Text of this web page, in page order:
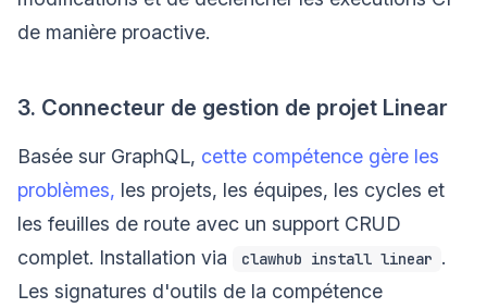
de manière proactive.
3. Connecteur de gestion de projet Linear
Basée sur GraphQL, cette compétence gère les
problèmes, les projets, les équipes, les cycles et
les feuilles de route avec un support CRUD
complet. Installation via
clawhub install linear .
Les signatures d'outils de la compétence